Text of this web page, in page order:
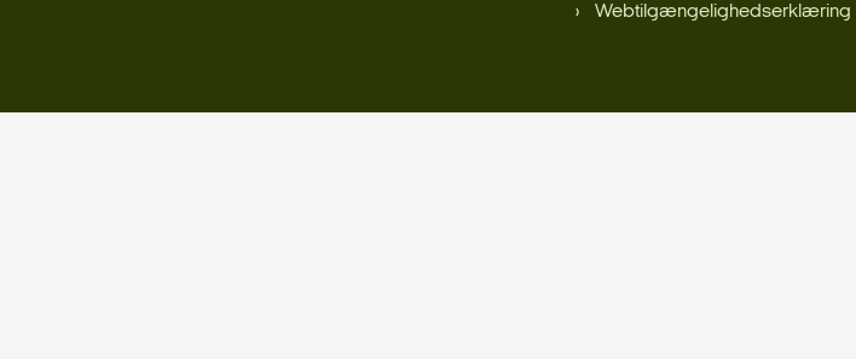
Webtilgængelighedserklæring